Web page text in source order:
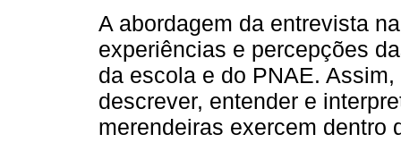
A abordagem da entrevista
experiências e percepções
da escola e do PNAE.
descrever, entender e
merendeiras exercem dentro